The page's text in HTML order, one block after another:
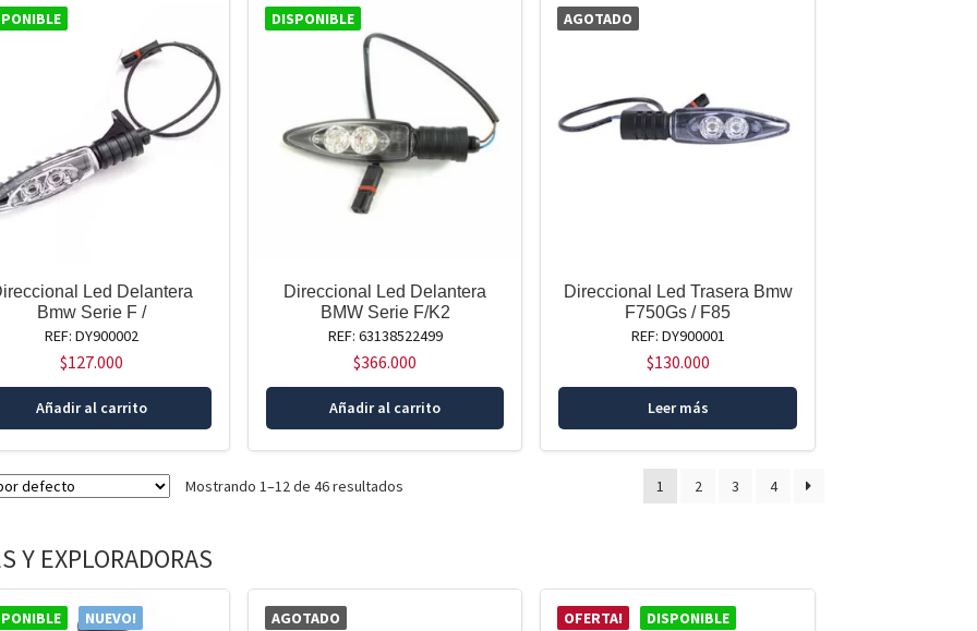
Led Delantera
Bmw Serie F /
REF: DY900002
$127.000
Añadir al carrito
DISPONIBLE
Direccional Led Delantera
BMW Serie F/K2
REF: 63138522499
$366.000
Añadir al carrito
AGOTADO
Direccional Led Trasera Bmw
F750Gs / F85
REF: DY900001
$130.000
Leer más
Mostrando 1–12 de 46 resultados 1 2 3 4
Y EXPLORADORAS
NUEVO! AGOTADO OFERTA! DISPONIBLE